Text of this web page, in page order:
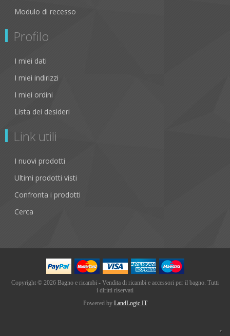
Modulo di recesso
Profilo
I miei dati
I miei indirizzi
I miei ordini
Lista dei desideri
Link utili
I nuovi prodotti
Ultimi prodotti visti
Confronta i prodotti
Cerca
Copyright © 2026 Bagno e ricambi - Vendita di ricambi e accessori per il bagno. Tutti
i diritti riservati
Powered by LandLogic IT